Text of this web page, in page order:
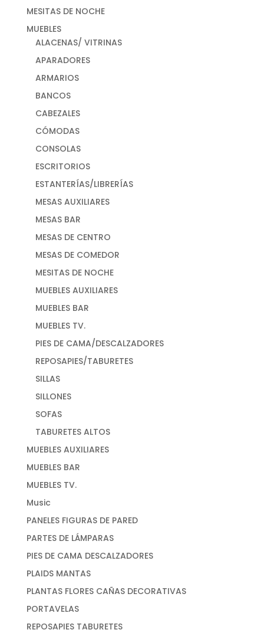
MESITAS DE NOCHE
MUEBLES
ALACENAS/ VITRINAS
APARADORES
ARMARIOS
BANCOS
CABEZALES
CÓMODAS
CONSOLAS
ESCRITORIOS
ESTANTERÍAS/LIBRERÍAS
MESAS AUXILIARES
MESAS BAR
MESAS DE CENTRO
MESAS DE COMEDOR
MESITAS DE NOCHE
MUEBLES AUXILIARES
MUEBLES BAR
MUEBLES TV.
PIES DE CAMA/DESCALZADORES
REPOSAPIES/TABURETES
SILLAS
SILLONES
SOFAS
TABURETES ALTOS
MUEBLES AUXILIARES
MUEBLES BAR
MUEBLES TV.
Music
PANELES FIGURAS DE PARED
PARTES DE LÁMPARAS
PIES DE CAMA DESCALZADORES
PLAIDS MANTAS
PLANTAS FLORES CAÑAS DECORATIVAS
PORTAVELAS
REPOSAPIES TABURETES